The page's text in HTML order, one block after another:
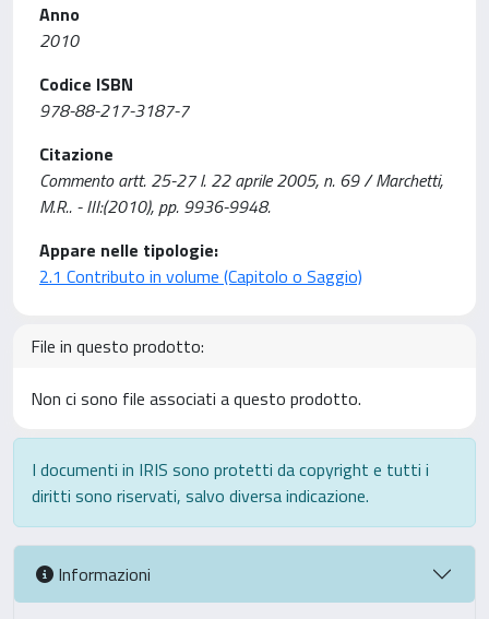
Anno
2010
Codice ISBN
978-88-217-3187-7
Citazione
Commento artt. 25-27 l. 22 aprile 2005, n. 69 / Marchetti,
M.R.. - III:(2010), pp. 9936-9948.
Appare nelle tipologie:
2.1 Contributo in volume (Capitolo o Saggio)
File in questo prodotto:
Non ci sono file associati a questo prodotto.
I documenti in IRIS sono protetti da copyright e tutti i
diritti sono riservati, salvo diversa indicazione.
Informazioni